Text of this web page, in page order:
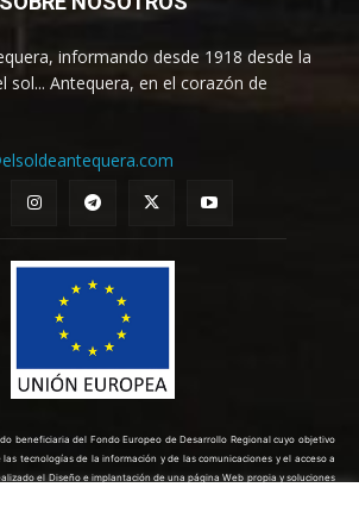
informando desde 1918 desde la
sol... Antequera, en el corazón de
beneficiaria del Fondo Europeo de Desarrollo Regional cuyo objetivo
tecnologías de la información y de las comunicaciones y el acceso a
el Diseño e implantación de una página Web propia y soluciones